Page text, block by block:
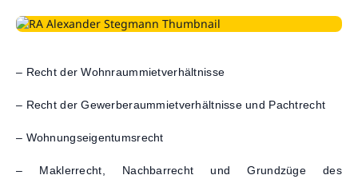
– Recht der Wohnraummietverhältnisse
– Recht der Gewerberaummietverhältnisse und Pachtrecht
– Wohnungseigentumsrecht
– Maklerrecht, Nachbarrecht und Grundzüge des